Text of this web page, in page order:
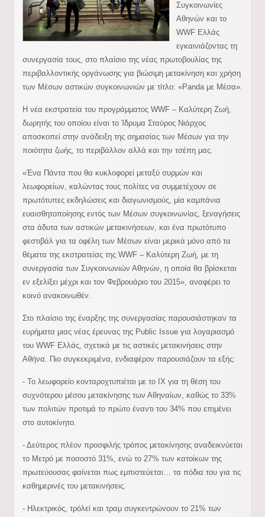
Συγκοινωνίες
Αθηνών και το
WWF Ελλάς
εγκαινιάζοντας τη
συνεργασία τους, στο πλαίσιο της νέας πρωτοβουλίας της
περιβαλλοντικής οργάνωσης για βιώσιμη μετακίνηση και χρήση
των Μέσων αστικών συγκοινωνιών με τίτλο: «Panda με Μέσα».
Η νέα εκστρατεία του προγράμματος WWF – Καλύτερη Ζωή,
δωρητής του οποίου είναι το Ίδρυμα Σταύρος Νιάρχος
αποσκοπεί στην ανάδειξη της σημασίας των Μέσων για την
ποιότητα ζωής, το περιβάλλον αλλά και την τσέπη μας.
«Ένα Πάντα που θα κυκλοφορεί μεταξύ συρμών και
λεωφορείων, καλώντας τους πολίτες να συμμετέχουν σε
πρωτότυπες εκδηλώσεις και διαγωνισμούς, μία καμπάνια
ευαισθητοποίησης εντός των Μέσων συγκοινωνίας, ξεναγήσεις
στα άδυτα των αστικών μετακινήσεων, και ένα πρωτότυπο
φεστιβάλ για τα οφέλη των Μέσων είναι μερικά μόνο από τα
θέματα της εκστρατείας της WWF – Καλύτερη Ζωή, με τη
συνεργασία των Συγκοινωνιών Αθηνών, η οποία θα βρίσκεται
εν εξελίξει μέχρι και τον Φεβρουάριο του 2015», αναφέρει το
κοινό ανακοινωθέν.
Στο πλαίσιο της έναρξης της συνεργασίας παρουσιάστηκαν τα
ευρήματα μιας νέας έρευνας της Public Issue για λογαριασμό
του WWF Ελλάς, σχετικά με τις αστικές μετακινήσεις στην
Αθήνα. Πιο συγκεκριμένα, ενδιαφέρον παρουσιάζουν τα εξής:
- Το λεωφορείο κονταροχτυπιέται με το ΙΧ για τη θέση του
συχνότερου μέσου μετακίνησης των Αθηναίων, καθώς το 33%
των πολιτών προτιμά το πρώτο έναντι του 34% που επιμένει
στο αυτοκίνητο.
- Δεύτερος πλέον προσφιλής τρόπος μετακίνησης αναδεικνύεται
το Μετρό με ποσοστό 31%, ενώ το 27% των κατοίκων της
πρωτεύουσας φαίνεται πως εμπιστεύεται… τα πόδια του για τις
καθημερινές του μετακινήσεις.
- Ηλεκτρικός, τρόλεϊ και τραμ συγκεντρώνουν το 21% των